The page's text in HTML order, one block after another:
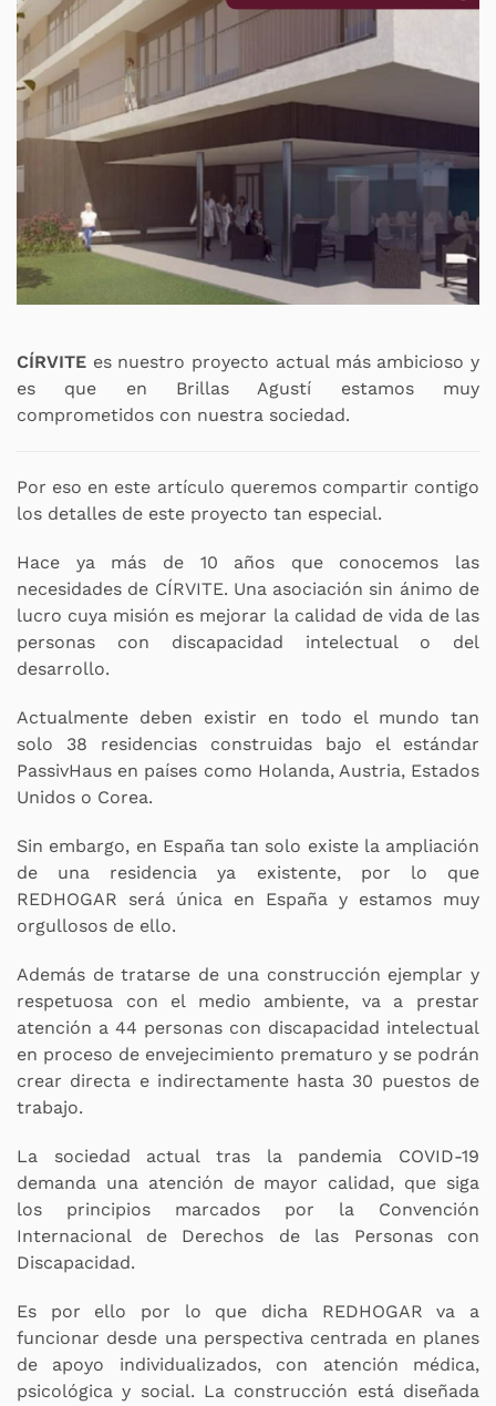
CÍRVITE es nuestro proyecto actual más ambicioso y
es que en Brillas Agustí estamos muy
comprometidos con nuestra sociedad.
Por eso en este artículo queremos compartir contigo
los detalles de este proyecto tan especial.
Hace ya más de 10 años que conocemos las
necesidades de CÍRVITE. Una asociación sin ánimo de
lucro cuya misión es mejorar la calidad de vida de las
personas con discapacidad intelectual o del
desarrollo.
Actualmente deben existir en todo el mundo tan
solo 38 residencias construidas bajo el estándar
PassivHaus en países como Holanda, Austria, Estados
Unidos o Corea.
Sin embargo, en España tan solo existe la ampliación
de una residencia ya existente, por lo que
REDHOGAR será única en España y estamos muy
orgullosos de ello.
Además de tratarse de una construcción ejemplar y
respetuosa con el medio ambiente, va a prestar
atención a 44 personas con discapacidad intelectual
en proceso de envejecimiento prematuro y se podrán
crear directa e indirectamente hasta 30 puestos de
trabajo.
La sociedad actual tras la pandemia COVID-19
demanda una atención de mayor calidad, que siga
los principios marcados por la Convención
Internacional de Derechos de las Personas con
Discapacidad.
Es por ello por lo que dicha REDHOGAR va a
funcionar desde una perspectiva centrada en planes
de apoyo individualizados, con atención médica,
psicológica y social. La construcción está diseñada